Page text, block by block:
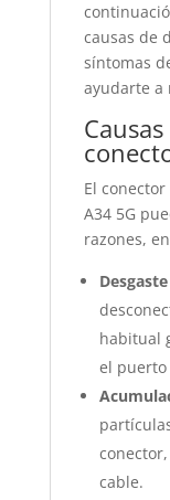
causas de
síntomas
ayudarte a
El
A34 5G
razones,
habitual
el puerto
cable.